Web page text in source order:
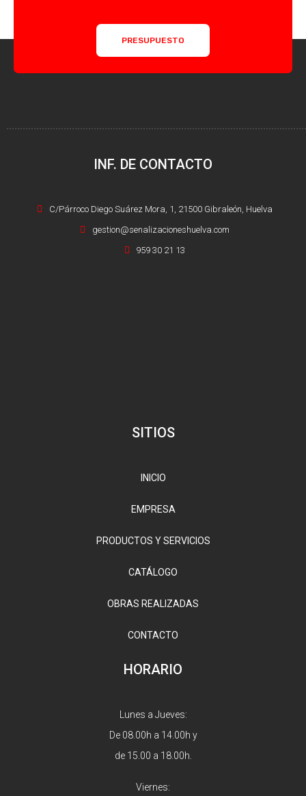
PRESUPUESTO
INF. DE CONTACTO
C/Párroco Diego Suárez Mora, 1, 21500 Gibraleón, Huelva
gestion@senalizacioneshuelva.com
959 30 21 13
SITIOS
INICIO
EMPRESA
PRODUCTOS Y SERVICIOS
CATÁLOGO
OBRAS REALIZADAS
CONTACTO
HORARIO
Lunes a Jueves:
De 08.00h a 14.00h y
de 15.00 a 18.00h.
Viernes: